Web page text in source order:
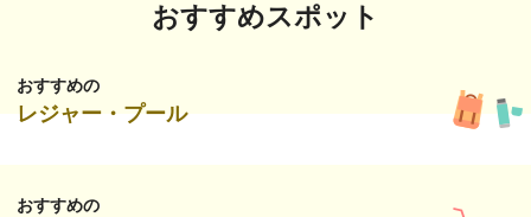
おすすめスポット
おすすめの
レジャー・プール
おすすめの